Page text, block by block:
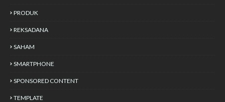
PRODUK
REKSADANA
SAHAM
SMARTPHONE
SPONSORED CONTENT
TEMPLATE